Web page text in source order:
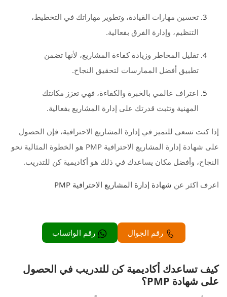
تحسين مهارات القيادة، وتطوير مهاراتك في التخطيط،
التنظيم، وإدارة الفرق بفعالية.
تقليل المخاطر وزيادة كفاءة المشاريع، لأنها تضمن
تطبيق أفضل الممارسات لتحقيق النجاح.
اعتراف عالمي بالخبرة والكفاءة، فهي تعزز مكانتك
المهنية وتثبت قدرتك على إدارة المشاريع بفعالية.
إذا كنت تسعى للتميز في إدارة المشاريع الاحترافية، فإن الحصول
على شهادة إدارة المشاريع الاحترافية PMP هو الخطوة المثالية نحو
النجاح، وأفضل مكان يساعدك في ذلك هو أكاديمية كن للتدريب.
اعرف اكثر عن شهادة إدارة المشاريع الاحترافية PMP
رقم الجوال رقم الواتساب
كيف تساعدك أكاديمية كن للتدريب في الحصول
على شهادة PMP؟